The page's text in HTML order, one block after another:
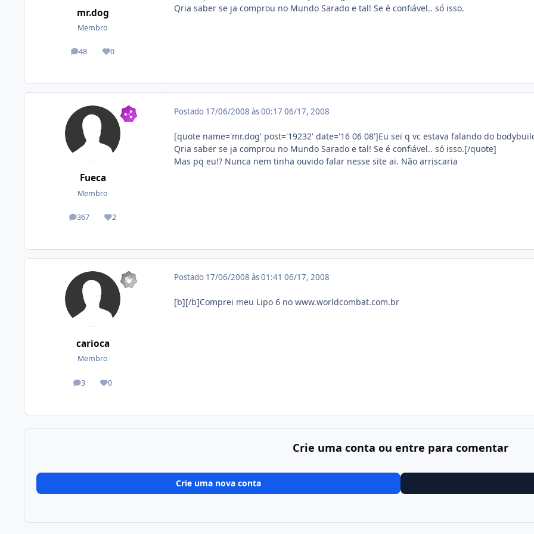
mr.dog
Membro
48
posts 0
Reputação
Qria saber se ja comprou no Mundo Sarado e tal! Se é confiável.. só isso.
Fueca
Membro
367
posts 2
Reputação
Postado 17/06/2008 às 00:17 06/17, 2008
[quote name='mr.dog' post='19232' date='16 06 08']Eu sei q vc estava falando do
Qria saber se ja comprou no Mundo Sarado e tal! Se é confiável.. só isso.[/quote]
Mas pq eu!? Nunca nem tinha ouvido falar nesse site ai. Não arriscaria
carioca
Membro
3
posts 0
Reputação
Postado 17/06/2008 às 01:41 06/17, 2008
[b][/b]Comprei meu Lipo 6 no www.worldcombat.com.br
Crie uma conta ou entre para comentar
Crie uma nova conta